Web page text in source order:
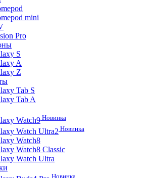
mini
Pro
S
A
Z
Tab S
Tab A
Watch9 Новинка
Watch Ultra2 Новинка
Watch8
Watch8 Classic
Watch Ultra
Новинка